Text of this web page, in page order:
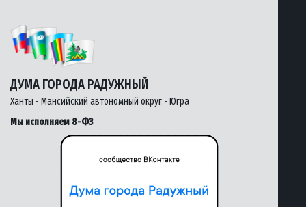
ДУМА ГОРОДА РАДУЖНЫЙ
Ханты - Мансийский автономный округ - Югра
Мы исполняем 8-ФЗ